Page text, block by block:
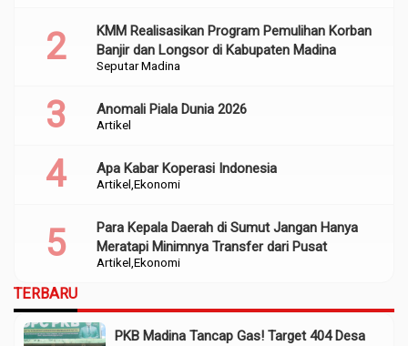
Seputar Madina
KMM Realisasikan Program Pemulihan Korban
Banjir dan Longsor di Kabupaten Madina
Artikel
Anomali Piala Dunia 2026
Artikel Ekonomi
Apa Kabar Koperasi Indonesia
Artikel Ekonomi
Para Kepala Daerah di Sumut Jangan Hanya
Meratapi Minimnya Transfer dari Pusat
TERBARU
PKB Madina Tancap Gas! Target 404 Desa